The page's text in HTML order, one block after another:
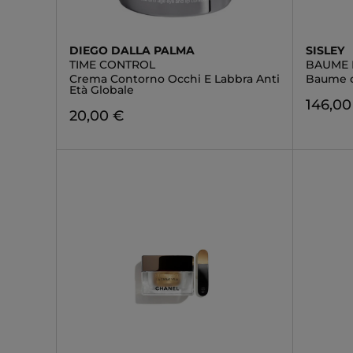
DIEGO DALLA PALMA
TIME CONTROL
Crema Contorno Occhi E Labbra Anti
Età Globale
20,00 €
SISLEY
BAUME
Baume